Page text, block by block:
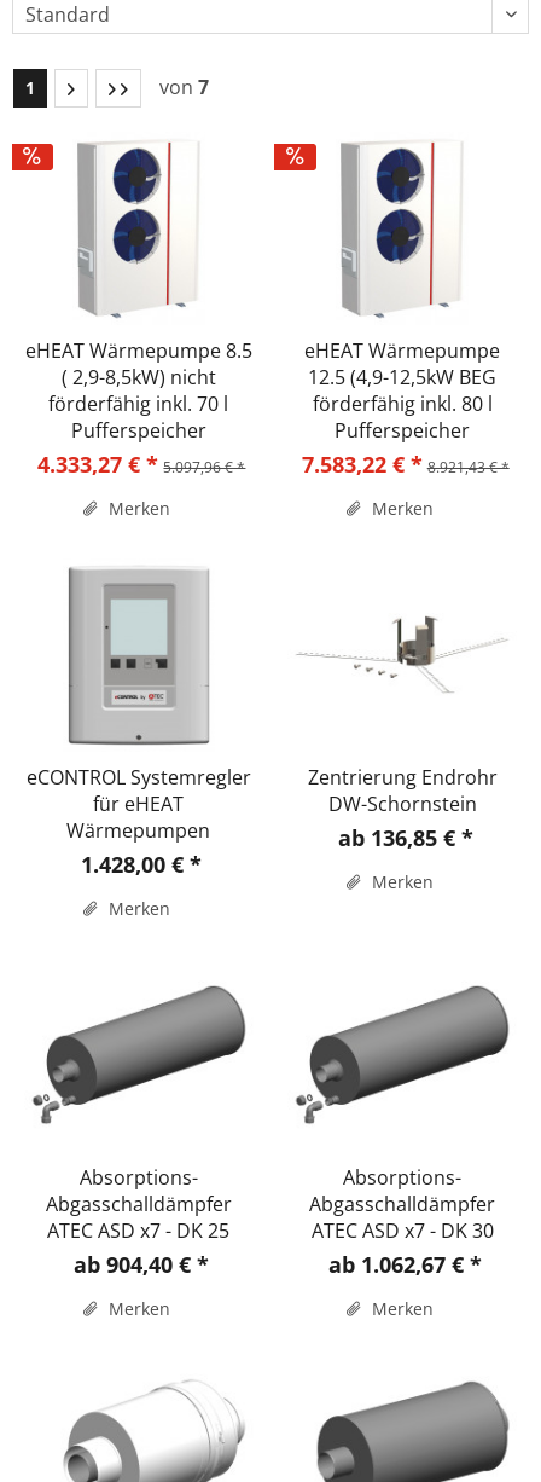
1 von 7
eHEAT Wärmepumpe 8.5
( 2,9-8,5kW) nicht
förderfähig inkl. 70 l
Pufferspeicher
4.333,27 € * 5.097,96 € *
Merken
eHEAT Wärmepumpe
12.5 (4,9-12,5kW BEG
förderfähig inkl. 80 l
Pufferspeicher
7.583,22 € * 8.921,43 € *
Merken
eCONTROL Systemregler
für eHEAT
Wärmepumpen
1.428,00 € *
Merken
Zentrierung Endrohr
DW-Schornstein
ab 136,85 € *
Merken
Absorptions-
Abgasschalldämpfer
ATEC ASD x7 - DK 25
ab 904,40 € *
Merken
Absorptions-
Abgasschalldämpfer
ATEC ASD x7 - DK 30
ab 1.062,67 € *
Merken